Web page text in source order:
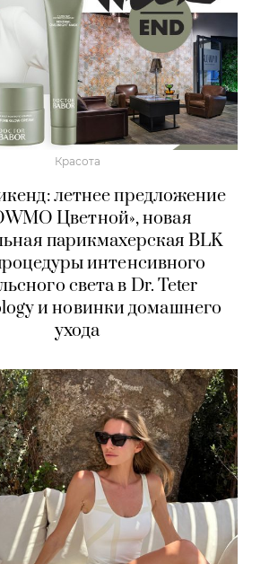
Красота
летнее предложение
Цветной», новая
парикмахерская BLK
интенсивного
света в Dr. Teter
и новинки домашнего
ухода